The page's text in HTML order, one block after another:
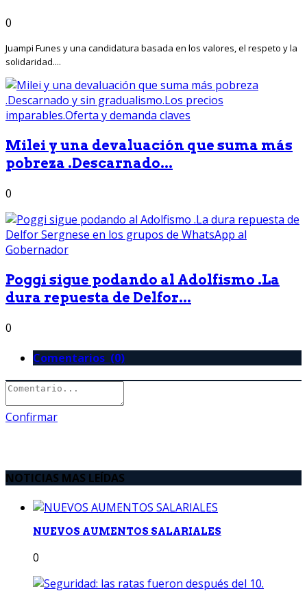
0
Juampi Funes y una candidatura basada en los valores, el respeto y la
solidaridad....
Milei y una devaluación que suma más
pobreza .Descarnado...
0
Poggi sigue podando al Adolfismo .La
dura repuesta de Delfor...
0
Comentarios (0)
Confirmar
NOTICIAS MAS LEÍDAS
NUEVOS AUMENTOS SALARIALES
0